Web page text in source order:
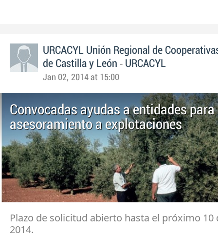
URCACYL Unión Regional de
de Castilla y León - URCACYL
Jan 02, 2014 at 15:00
Convocadas ayudas a entidades para
asesoramiento a explotaciones
Plazo de solicitud abierto hasta el próximo 10
2014.